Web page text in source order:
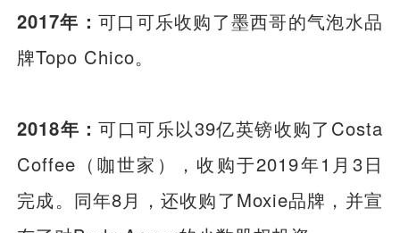
2017年： 可口可乐收购了墨西哥的气泡水品
牌Topo Chico。
2018年：可口可乐以39亿英镑收购了Costa
Coffee（咖世家），收购于2019年1月3日
完成。同年8月，还收购了Moxie品牌，并宣